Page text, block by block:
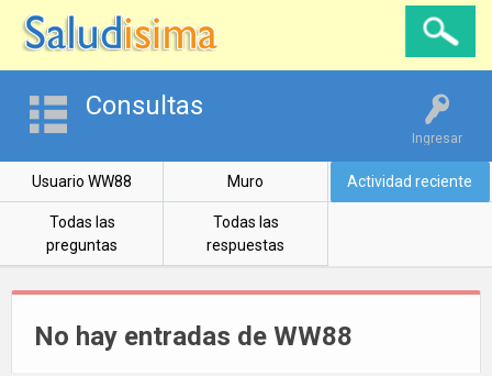
Ingresar
Consultas
Usuario WW88 Muro Actividad reciente
Todas las
preguntas
Todas las
respuestas
No hay entradas de WW88